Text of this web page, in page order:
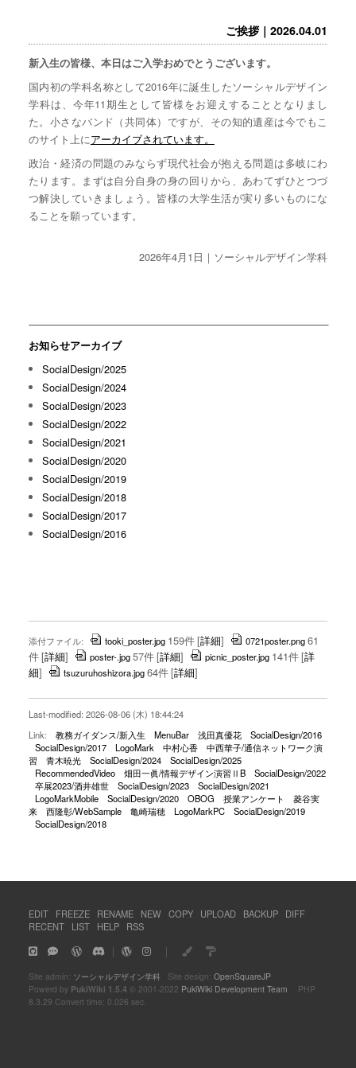
ご挨拶｜2026.04.01
新入生の皆様、本日はご入学おめでとうございます。
国内初の学科名称として2016年に誕生したソーシャルデザイン
学科は、今年11期生として皆様をお迎えすることとなりまし
た。小さなバンド（共同体）ですが、その知的遺産は今でもこ
のサイト上にアーカイブされています。
政治・経済の問題のみならず現代社会が抱える問題は多岐にわ
たります。まずは自分自身の身の回りから、あわてずひとつづ
つ解決していきましょう。皆様の大学生活が実り多いものにな
ることを願っています。
2026年4月1日｜ソーシャルデザイン学科
お知らせアーカイブ
SocialDesign/2025
SocialDesign/2024
SocialDesign/2023
SocialDesign/2022
SocialDesign/2021
SocialDesign/2020
SocialDesign/2019
SocialDesign/2018
SocialDesign/2017
SocialDesign/2016
添付ファイル: tooki_poster.jpg 159件[詳細] 0721poster.png61
件[詳細] poster-.jpg57件[詳細] picnic_poster.jpg 141件[詳
細] tsuzuruhoshizora.jpg64件[詳細]
Last-modified: 2026-08-06 (木) 18:44:24
Link:
教務ガイダンス/新入生 MenuBar 浅田真優花
SocialDesign/2016
SocialDesign/2017
LogoMark 中村心香
中西華子/通信ネットワーク演
習
青木暁光 SocialDesign/2024
SocialDesign/2025
RecommendedVideo
畑田一眞/情報デザイン演習ⅡB
SocialDesign/2022
卒展2023/酒井雄世
SocialDesign/2023
SocialDesign/2021
LogoMarkMobile
SocialDesign/2020 OBOG 授業アンケート
菱谷実
来
西隆彰/WebSample 亀崎瑞穂 LogoMarkPC
SocialDesign/2019
SocialDesign/2018
EDIT FREEZE RENAME NEW COPY UPLOAD BACKUP
DIFF
RECENT
LIST HELP RSS
｜ ｜
Site admin: ソーシャルデザイン学科Site design: OpenSquareJP
Powerd by PukiWiki 1.5.4 © 2001-2022 PukiWiki Development Team PHP
8.3.29 Convert time: 0.026 sec.